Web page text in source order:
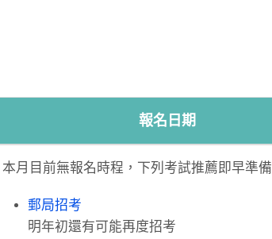
報名日期
本月目前無報名時程，下列考試推薦即早準備
郵局招考
明年初還有可能再度招考